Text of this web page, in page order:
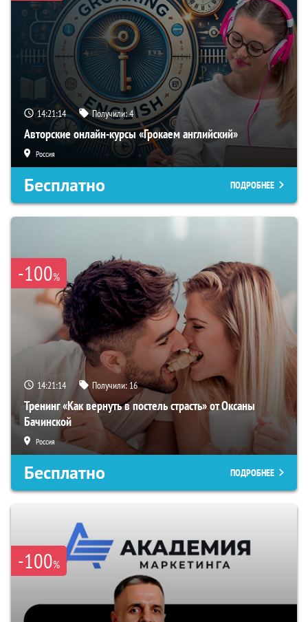
14:21:13 Получили:4
Авторские онлайн-курсы «Грокаем английский»
Россия
Бесплатно ПОДРОБНЕЕ
-100%
14:21:13 Получили:16
Тренинг «Как вернуть в постель страсть» от Оксаны
Бачинской
Россия
Бесплатно ПОДРОБНЕЕ
-100%